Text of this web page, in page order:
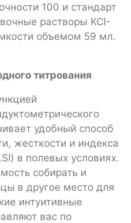
100 и стандарт
растворы KCI-
объемом 59 мл.
титрования
удобный способ
жесткости и индекса
в полевых условиях.
собирать и
в другое место для
интуитивные
вас по